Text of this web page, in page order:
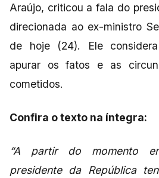
Araújo, criticou a fala do
direcionada ao ex-ministro
de hoje (24). Ele
apurar os fatos e as
cometidos.
Confira o texto na íntegra:
“A partir do momento
presidente da República